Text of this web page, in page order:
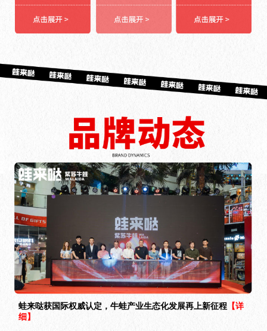
蛙来哒获国际权威认定，牛蛙产业生态化发展再上新征程 【详
细】